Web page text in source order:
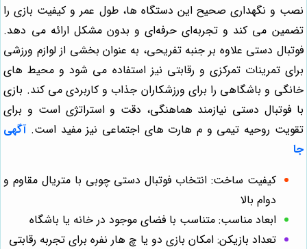
نصب و نگهداری صحیح این دستگاه‌ ها، طول عمر و کیفیت بازی را
تضمین می کند و تجربه‌ای حرفه‌ای و بدون مشکل ارائه می دهد.
فوتبال دستی علاوه بر جنبه تفریحی، به عنوان بخشی از لوازم ورزشی
برای تمرینات تمرکزی و رقابتی نیز استفاده می شود و محیط‌ های
خانگی و باشگاهی را برای ورزشکاران جذاب و کاربردی می کند. بازی
با فوتبال دستی نیازمند هماهنگی، دقت و استراتژی است و برای
تقویت روحیه تیمی و م هارت‌ های اجتماعی نیز مفید است.آگهی
جا
کیفیت ساخت: انتخاب فوتبال دستی چوبی با متریال مقاوم و
دوام بالا
ابعاد مناسب: متناسب با فضای موجود در خانه یا باشگاه
تعداد بازیکن: امکان بازی دو یا چ هار نفره برای تجربه رقابتی